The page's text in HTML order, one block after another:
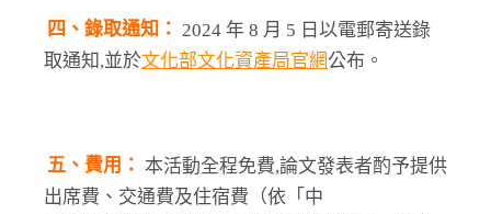
四、錄取通知： 2024 年 8 月 5 日以電郵寄送錄
取通知,並於文化部文化資產局官網公布。
五、費用： 本活動全程免費,論文發表者酌予提供
出席費、交通費及住宿費（依「中